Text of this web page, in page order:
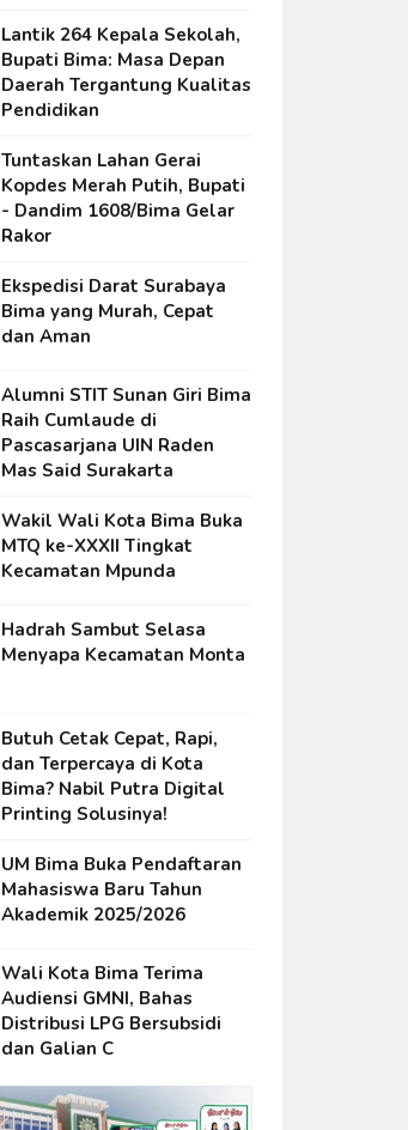
Lantik 264 Kepala Sekolah,
Bupati Bima: Masa Depan
Daerah Tergantung Kualitas
Pendidikan
Tuntaskan Lahan Gerai
Kopdes Merah Putih, Bupati
- Dandim 1608/Bima Gelar
Rakor
Ekspedisi Darat Surabaya
Bima yang Murah, Cepat
dan Aman
Alumni STIT Sunan Giri Bima
Raih Cumlaude di
Pascasarjana UIN Raden
Mas Said Surakarta
Wakil Wali Kota Bima Buka
MTQ ke-XXXII Tingkat
Kecamatan Mpunda
Hadrah Sambut Selasa
Menyapa Kecamatan Monta
Butuh Cetak Cepat, Rapi,
dan Terpercaya di Kota
Bima? Nabil Putra Digital
Printing Solusinya!
UM Bima Buka Pendaftaran
Mahasiswa Baru Tahun
Akademik 2025/2026
Wali Kota Bima Terima
Audiensi GMNI, Bahas
Distribusi LPG Bersubsidi
dan Galian C